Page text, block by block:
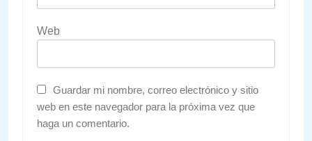
Web
Guardar mi nombre, correo electrónico y sitio
web en este navegador para la próxima vez que
haga un comentario.